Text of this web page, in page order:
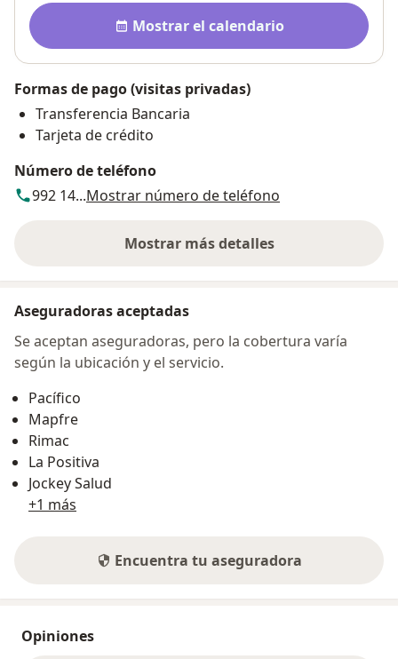
Disponibilidad
Mostrar el calendario
Formas de pago (visitas privadas)
Transferencia Bancaria
Tarjeta de crédito
Número de teléfono
992 14...Mostrar número de teléfono
Mostrar más detalles
sobre la dirección
Aseguradoras aceptadas
Se aceptan aseguradoras, pero la cobertura varía
según la ubicación y el servicio.
Pacífico
Mapfre
Rimac
La Positiva
Jockey Salud
+1 más
Encuentra tu aseguradora
Opiniones